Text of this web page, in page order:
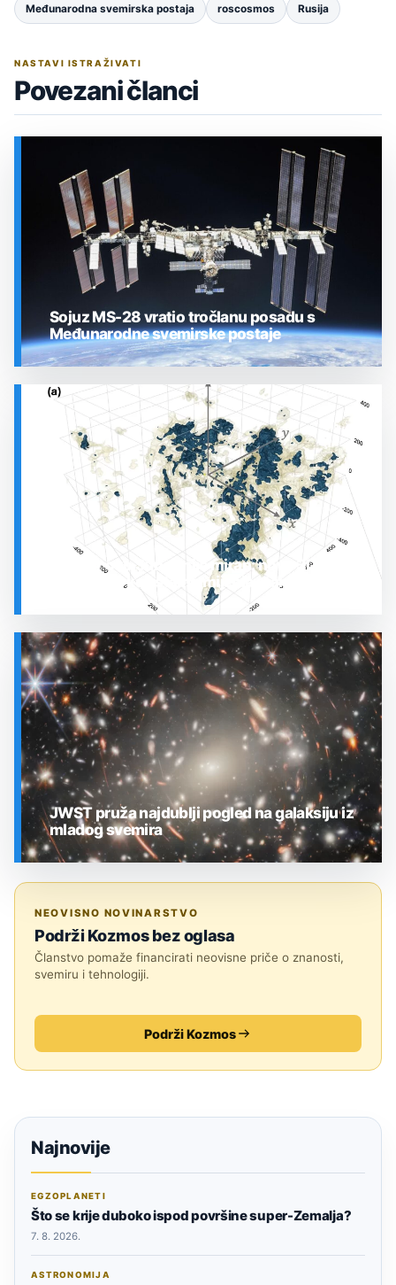
Međunarodna svemirska postaja roscosmos Rusija
NASTAVI ISTRAŽIVATI
Povezani članci
SVEMIR
Sojuz MS-28 vratio tročlanu posadu s
Međunarodne svemirske postaje
SVEMIR
Prostor oko Sunca nije miran: nova 3D karta
otkrila plin koji stalno mijenja stanje
JWST pruža najdublji pogled na galaksiju iz
mladog svemira
NEOVISNO NOVINARSTVO
Podrži Kozmos bez oglasa
Članstvo pomaže financirati neovisne priče o znanosti,
svemiru i tehnologiji.
Podrži Kozmos
Najnovije
EGZOPLANETI
Što se krije duboko ispod površine super-Zemalja?
7. 8. 2026.
ASTRONOMIJA